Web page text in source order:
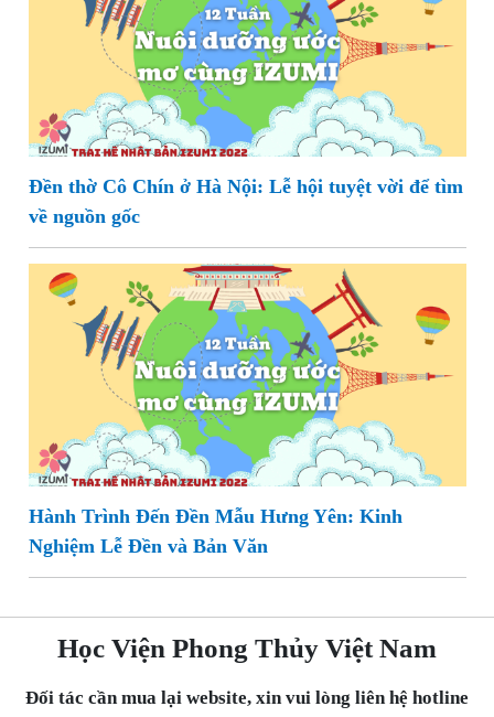
Đền thờ Cô Chín ở Hà Nội: Lễ hội tuyệt vời để tìm
về nguồn gốc
Hành Trình Đến Đền Mẫu Hưng Yên: Kinh
Nghiệm Lễ Đền và Bản Văn
Học Viện Phong Thủy Việt Nam
Đối tác cần mua lại website, xin vui lòng liên hệ hotline